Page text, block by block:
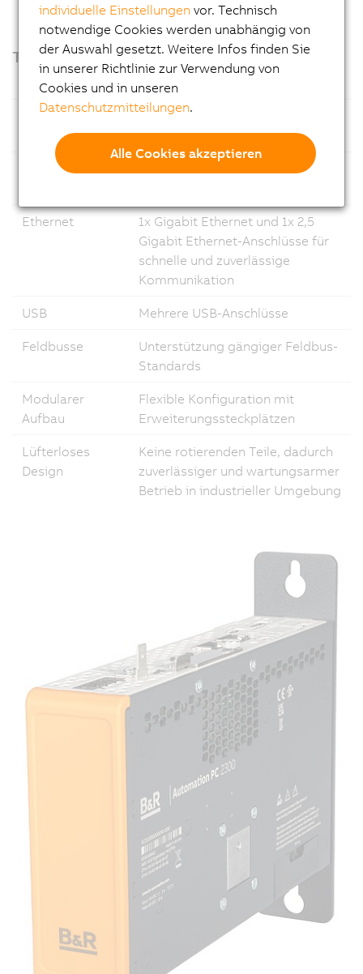
Technische Spezifikationen
Prozessor
Intel® Amston Lake mit 8 GB
LPDDR5x RAM
Massenspeicher
Ethernet
1x Gigabit Ethernet und 1x 2,5
Gigabit Ethernet-Anschlüsse für
schnelle und zuverlässige
Kommunikation
USB Mehrere USB-Anschlüsse
Feldbusse
Unterstützung gängiger Feldbus-
Standards
Modularer
Aufbau
Flexible Konfiguration mit
Erweiterungssteckplätzen
Lüfterloses
Design
Keine rotierenden Teile, dadurch
zuverlässiger und wartungsarmer
Betrieb in industrieller Umgebung
individuelle Einstellungen vor. Technisch
notwendige Cookies werden unabhängig von
der Auswahl gesetzt. Weitere Infos finden Sie
in unserer Richtlinie zur Verwendung von
Cookies und in unseren
Datenschutzmitteilungen.
Alle Cookies akzeptieren